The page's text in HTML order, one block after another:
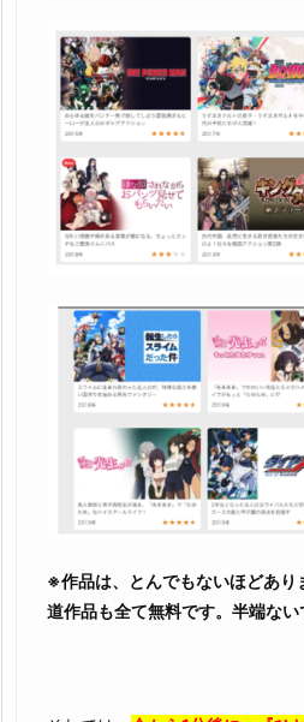
※作品は、とんでもないほどあり
道作品も全て無料です。半端ない